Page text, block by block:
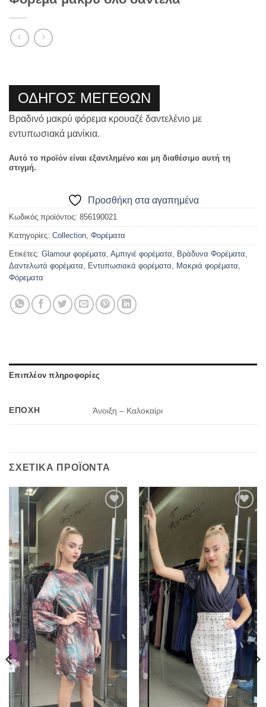
ΟΔΗΓΟΣ ΜΕΓΕΘΩΝ
Βραδινό μακρύ φόρεμα κρουαζέ δαντελένιο με
εντυπωσιακά μανίκια.
Αυτό το προϊόν είναι εξαντλημένο και μη διαθέσιμο αυτή τη
στιγμή.
Προσθήκη στα αγαπημένα
Κωδικός προϊόντος: 856190021
Κατηγορίες: Collection Φορέματα
Ετικέτες: Glamour φορέματα Αμπιγιέ φορέματα Βράδυνα Φορέματα
Δαντελωτά φορέματα
Εντυπωσιακά φορέματα Μακριά φορέματα
Φόρεματα
Επιπλέον πληροφορίες
ΕΠΟΧΉ Άνοιξη – Καλοκαίρι
ΣΧΕΤΙΚΆ ΠΡΟΪΌΝΤΑ
Προσθήκη
αγαπημένα
Προσθήκη
στα
αγαπημένα